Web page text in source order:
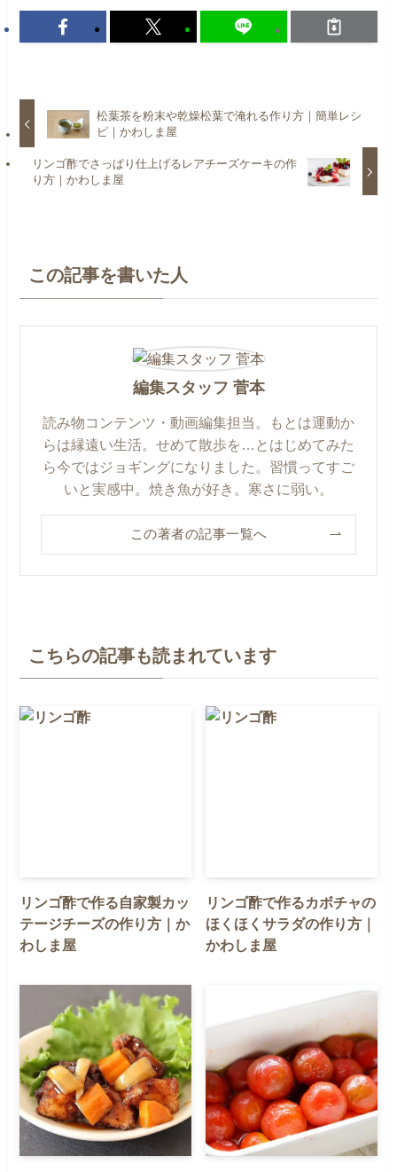
松葉茶を粉末や乾燥松葉で淹れる作り方｜簡単レシ
ピ｜かわしま屋
リンゴ酢でさっぱり仕上げるレアチーズケーキの作
り方｜かわしま屋
この記事を書いた人
編集スタッフ 菅本
読み物コンテンツ・動画編集担当。もとは運動か
らは縁遠い生活。せめて散歩を…とはじめてみた
ら今ではジョギングになりました。習慣ってすご
いと実感中。焼き魚が好き。寒さに弱い。
この著者の記事一覧へ
こちらの記事も読まれています
リンゴ酢で作る自家製カッ
テージチーズの作り方｜か
わしま屋
リンゴ酢で作るカボチャの
ほくほくサラダの作り方｜
かわしま屋